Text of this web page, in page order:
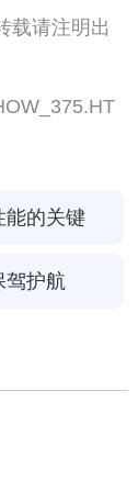
载请注明出
能的关键
驾护航